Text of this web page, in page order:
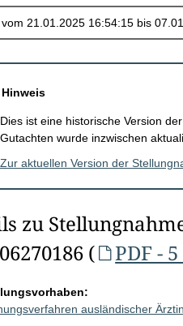
Hinweis
Dies ist eine historische Version
Gutachten wurde inzwischen
Zur aktuellen Version der
zu
(
PDF -
ausländischer